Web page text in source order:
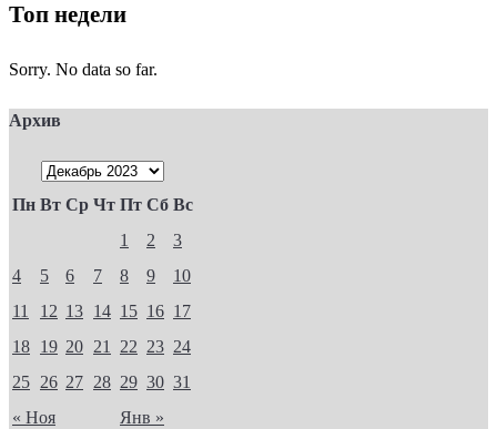
Топ недели
Sorry. No data so far.
Архив
Пн Вт Ср Чт Пт Сб Вс
« Ноя Янв »
1 2
3
4
5 6 7 8 9
10
11
12 13 14 15 16 17
18 19 20 21 22 23 24
25 26 27 28 29 30 31